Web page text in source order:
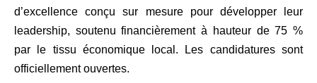
d’excellence conçu sur mesure pour développer leur
leadership, soutenu financièrement à hauteur de 75 %
par le tissu économique local. Les candidatures sont
officiellement ouvertes.